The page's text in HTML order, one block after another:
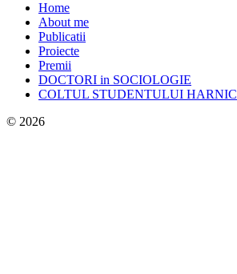
Home
About me
Publicatii
Proiecte
Premii
DOCTORI in SOCIOLOGIE
COLTUL STUDENTULUI HARNIC
© 2026